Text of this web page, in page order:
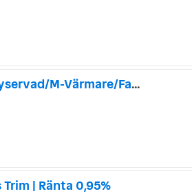
MINI Cooper S 192hk 5-dörrars Chili JCW/Nyservad/M-Värmare/Farthåll
| Ränta 0,95%